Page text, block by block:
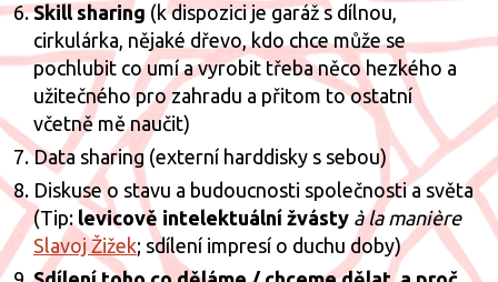
Skill sharing (k dispozici je garáž s dílnou,
cirkulárka, nějaké dřevo, kdo chce může se
pochlubit co umí a vyrobit třeba něco hezkého a
užitečného pro zahradu a přitom to ostatní
včetně mě naučit)
Data sharing (externí harddisky s sebou)
Diskuse o stavu a budoucnosti společnosti a světa
(Tip: levicově intelektuální žvásty à la manière
Slavoj Žižek; sdílení impresí o duchu doby)